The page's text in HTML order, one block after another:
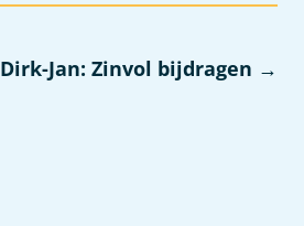
Dirk-Jan: Zinvol bijdragen →